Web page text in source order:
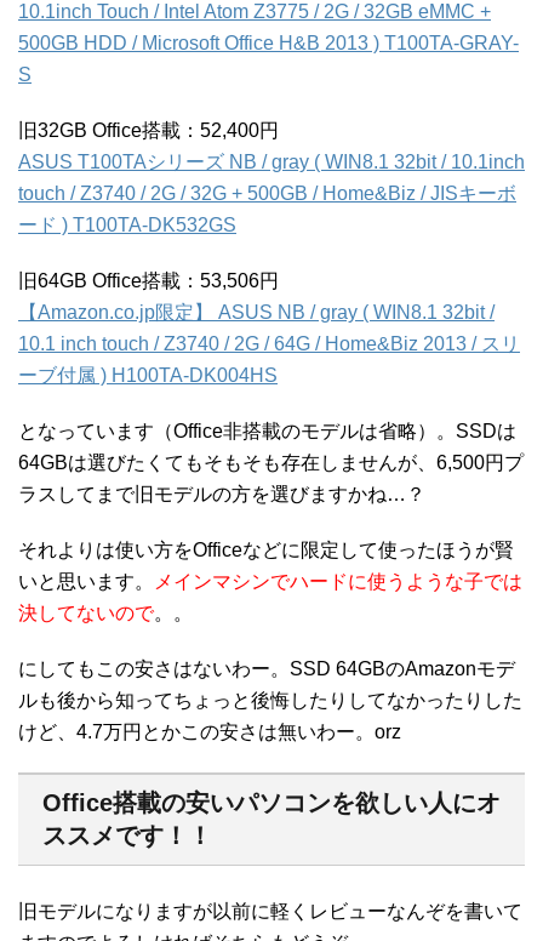
10.1inch Touch / Intel Atom Z3775 / 2G / 32GB eMMC +
500GB HDD / Microsoft Office H&B 2013 ) T100TA-GRAY-
S
旧32GB Office搭載：52,400円
ASUS T100TAシリーズ NB / gray ( WIN8.1 32bit / 10.1inch
touch / Z3740 / 2G / 32G + 500GB / Home&Biz / JISキーボ
ード ) T100TA-DK532GS
旧64GB Office搭載：53,506円
【Amazon.co.jp限定】 ASUS NB / gray ( WIN8.1 32bit /
10.1 inch touch / Z3740 / 2G / 64G / Home&Biz 2013 / スリ
ーブ付属 ) H100TA-DK004HS
となっています（Office非搭載のモデルは省略）。SSDは
64GBは選びたくてもそもそも存在しませんが、6,500円プ
ラスしてまで旧モデルの方を選びますかね…？
それよりは使い方をOfficeなどに限定して使ったほうが賢
いと思います。
メインマシンでハードに使うような子では
決してないので。。
にしてもこの安さはないわー。SSD 64GBのAmazonモデ
ルも後から知ってちょっと後悔したりしてなかったりした
けど、4.7万円とかこの安さは無いわー。orz
Office搭載の安いパソコンを欲しい人にオ
ススメです！！
旧モデルになりますが以前に軽くレビューなんぞを書いて